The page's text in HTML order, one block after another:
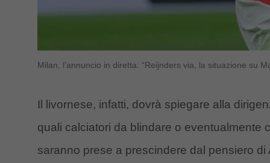
Milan, l’annuncio in diretta: “Reijnders via, la situazione su
Il livornese, infatti, dovrà spiegare alla
quali calciatori da blindare o eventualmente
saranno prese a prescindere dal pensiero